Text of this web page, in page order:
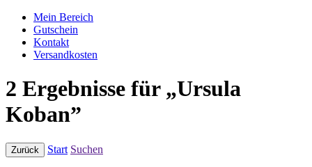
Mein Bereich
Gutschein
Kontakt
Versandkosten
2 Ergebnisse für „Ursula
Koban”
Zurück Start Suchen